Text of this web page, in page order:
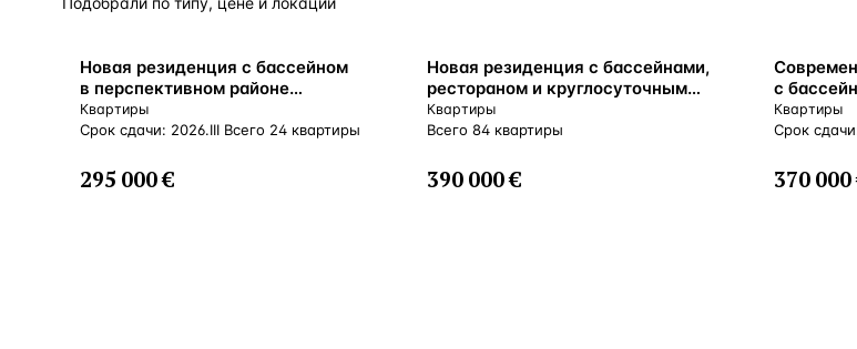
ВНЖ
Новая резиденция с бассейном
в перспективном районе
Лимасола, Кипр
Квартиры
Срок сдачи: 2026.III Всего 24 квартиры
295 000 €
ВНЖ
Новая резиденция с бассейнами,
рестораном и круглосуточным
обслуживанием, Платрес, Кипр
Квартиры
Всего 84 квартиры
390 000 €
ВНЖ
с
видом в
Квартиры
Срок
370 000